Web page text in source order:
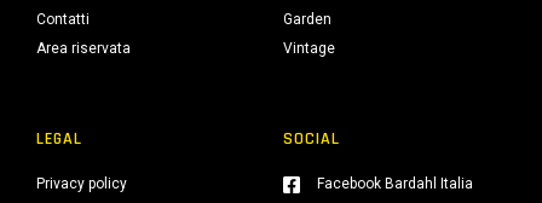
Contatti
Area riservata
Garden
Vintage
LEGAL
Privacy policy
SOCIAL
Facebook Bardahl Italia